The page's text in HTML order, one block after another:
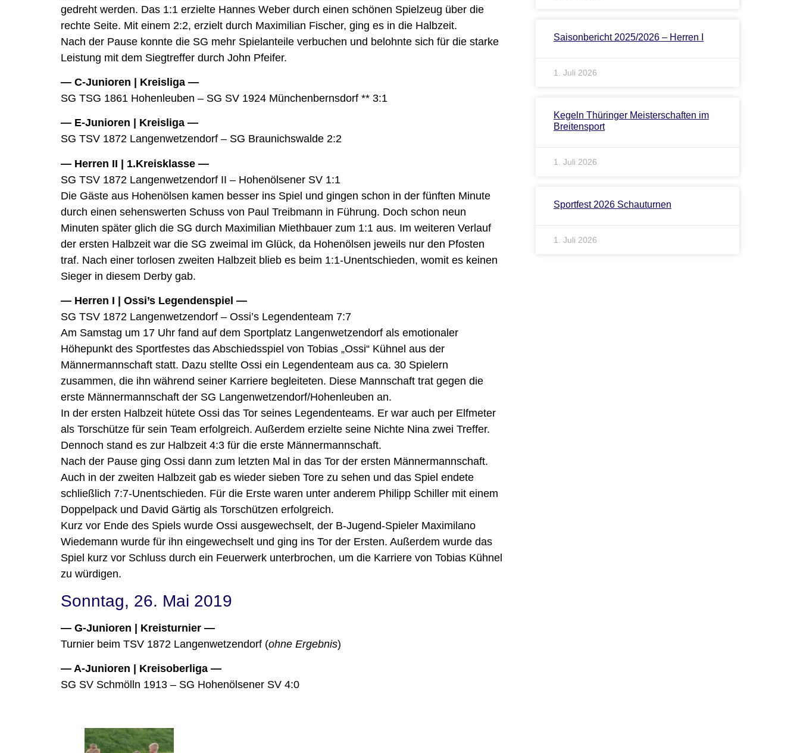
gedreht werden. Das 1:1 erzielte Hannes Weber durch einen schönen Spielzeug über die
rechte Seite. Mit einem 2:2, erzielt durch Maximilian Fischer, ging es in die Halbzeit.
Nach der Pause konnte die SG mehr Spielanteile verbuchen und belohnte sich für die starke
Leistung mit dem Siegtreffer durch John Pfeifer.
— C-Junioren | Kreisliga —
SG TSG 1861 Hohenleuben – SG SV 1924 Münchenbernsdorf ** 3:1
— E-Junioren | Kreisliga —
SG TSV 1872 Langenwetzendorf – SG Braunichswalde 2:2
— Herren II | 1.Kreisklasse —
SG TSV 1872 Langenwetzendorf II – Hohenölsener SV 1:1
Die Gäste aus Hohenölsen kamen besser ins Spiel und gingen schon in der fünften Minute
durch einen sehenswerten Schuss von Paul Treibmann in Führung. Doch schon neun
Minuten später glich die SG durch Maximilian Miethbauer zum 1:1 aus. Im weiteren Verlauf
der ersten Halbzeit war die SG zweimal im Glück, da Hohenölsen jeweils nur den Pfosten
traf. Nach einer torlosen zweiten Halbzeit blieb es beim 1:1-Unentschieden, womit es keinen
Sieger in diesem Derby gab.
— Herren I | Ossi’s Legendenspiel —
SG TSV 1872 Langenwetzendorf – Ossi’s Legendenteam 7:7
Am Samstag um 17 Uhr fand auf dem Sportplatz Langenwetzendorf als emotionaler
Höhepunkt des Sportfestes das Abschiedsspiel von Tobias „Ossi“ Kühnel aus der
Männermannschaft statt. Dazu stellte Ossi ein Legendenteam aus ca. 30 Spielern
zusammen, die ihn während seiner Karriere begleiteten. Diese Mannschaft trat gegen die
erste Männermannschaft der SG Langenwetzendorf/Hohenleuben an.
In der ersten Halbzeit hütete Ossi das Tor seines Legendenteams. Er war auch per Elfmeter
als Torschütze für sein Team erfolgreich. Außerdem erzielte seine Nichte Nina zwei Treffer.
Dennoch stand es zur Halbzeit 4:3 für die erste Männermannschaft.
Nach der Pause ging Ossi dann zum letzten Mal in das Tor der ersten Männermannschaft.
Auch in der zweiten Halbzeit gab es wieder sieben Tore zu sehen und das Spiel endete
schließlich 7:7-Unentschieden. Für die Erste waren unter anderem Philipp Schiller mit einem
Doppelpack und David Gärtig als Torschützen erfolgreich.
Kurz vor Ende des Spiels wurde Ossi ausgewechselt, der B-Jugend-Spieler Maximilano
Wiedemann wurde für ihn eingewechselt und ging ins Tor der Ersten. Außerdem wurde das
Spiel kurz vor Schluss durch ein Feuerwerk unterbrochen, um die Karriere von Tobias Kühnel
zu würdigen.
Sonntag, 26. Mai 2019
— G-Junioren | Kreisturnier —
Turnier beim TSV 1872 Langenwetzendorf (ohne Ergebnis)
— A-Junioren | Kreisoberliga —
SG SV Schmölln 1913 – SG Hohenölsener SV 4:0
Saisonbericht 2025/2026 – Herren I
1. Juli 2026
Kegeln Thüringer Meisterschaften im
Breitensport
1. Juli 2026
Sportfest 2026 Schauturnen
1. Juli 2026